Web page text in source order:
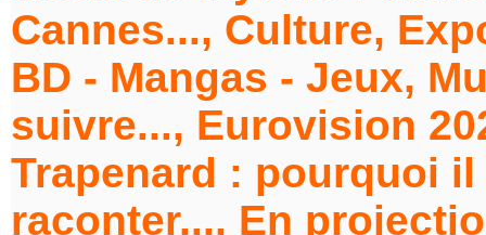
Cannes..., Culture,
BD - Mangas - Jeux,
suivre..., Eurovision
Trapenard : pourquoi
raconter..., En